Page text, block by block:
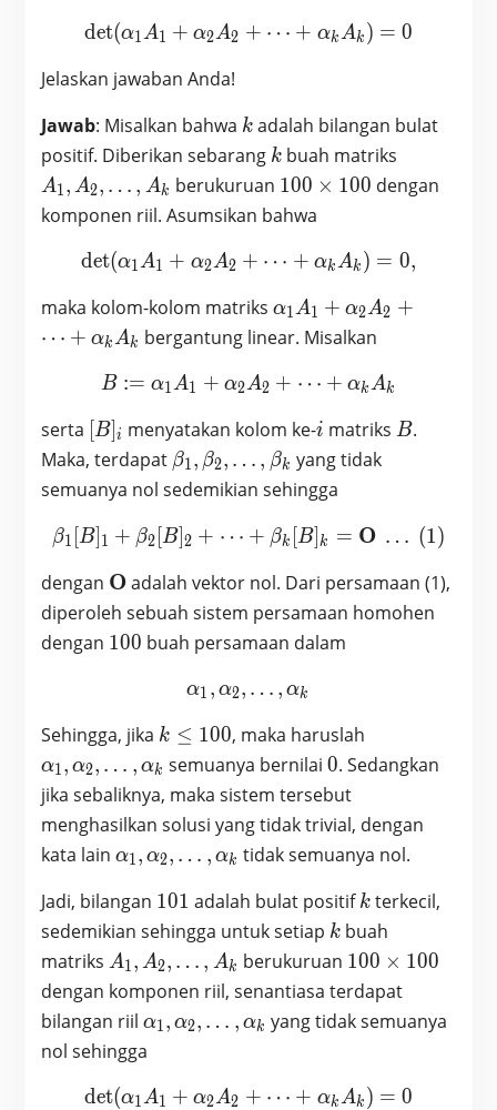
\alpha_k
\text{det} (\alpha_1 A_1
det(α1A1 + α2A2 + ⋯ + αkAk ) = 0
Jelaskan jawaban Anda!
Jawab: Misalkan bahwa k
k adalah bilangan bulat
positif. Diberikan sebarang k
k buah matriks
A_2
, …,
A1, A2, … , Ak berukuruan 100
\times
100 × 100 dengan
komponen riil. Asumsikan bahwa
\text{det} (\alpha_1 A_1
det(α1A1 + α2A2 + ⋯ + αkAk ) = 0,
maka kolom-kolom matriks \alpha_1
A_1 +
A_2 +
+\alpha_k
A_k
α1A1 + α2A2 +
⋯ + αkAk bergantung linear. Misalkan
B := \alpha_1 A_1 +
B := α1A1 + α2A2 + ⋯ + αkAk
serta [B]_i
[B]i menyatakan kolom ke-i
i matriks B
B.
Maka, terdapat \beta_1,
\beta_2,
\beta_k
β1, β2, … , βk yang tidak
semuanya nol sedemikian sehingga
\beta_1 [B]_1 +
β1 [B]1 + β2 [B]2 + ⋯ + βk [B]k = O … (1)
dengan \textbf{O}
Oadalah vektor nol. Dari persamaan (1),
diperoleh sebuah sistem persamaan homohen
dengan 100
100 buah persamaan dalam
\alpha_1, \alpha_2 , …,
α1 , α2, … , αk
Sehingga, jika k
\leq
100
k ≤ 100, maka haruslah
\alpha_2
, …,
α1, α2, … , αk semuanya bernilai 0
0. Sedangkan
jika sebaliknya, maka sistem tersebut
menghasilkan solusi yang tidak trivial, dengan
kata lain \alpha_1,
, …,
\alpha_k
α1, α2, … , αk tidak semuanya nol.
Jadi, bilangan 101
101 adalah bulat positifk
k terkecil,
sedemikian sehingga untuk setiap k
k buah
matriks A_1,
A_2
, …,
A_k
A1, A2, … , Ak berukuruan 100
\times
100
100 × 100
dengan komponen riil, senantiasa terdapat
bilangan riil \alpha_1,
\alpha_2
\alpha_k
α1, α2, … , αk yang tidak semuanya
nol sehingga
\text{det} (\alpha_1 A_1
det(α1A1 + α2A2 + ⋯ + αkAk ) = 0